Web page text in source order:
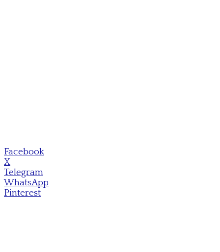
Facebook
X
Telegram
WhatsApp
Pinterest